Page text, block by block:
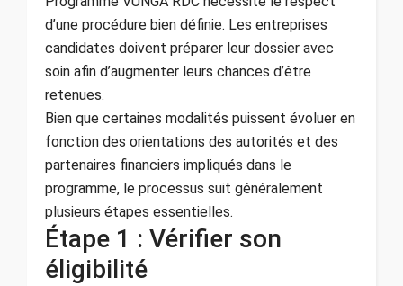
d’une procédure bien définie. Les entreprises
candidates doivent préparer leur dossier avec
soin afin d’augmenter leurs chances d’être
retenues.
Bien que certaines modalités puissent évoluer en
fonction des orientations des autorités et des
partenaires financiers impliqués dans le
programme, le processus suit généralement
plusieurs étapes essentielles.
Étape 1 : Vérifier son
éligibilité